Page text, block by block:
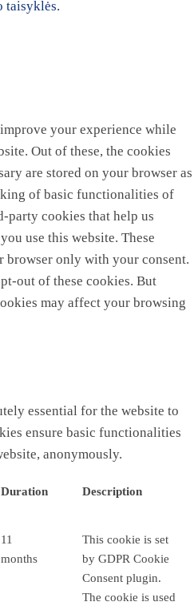
taisyklės.
your experience while
Out of these, the cookies
are stored on your browser as
of basic functionalities of
party cookies that help us
use this website. These
only with your consent.
out of these cookies. But
may affect your browsing
essential for the website to
ensure basic functionalities
anonymously.
Duration Description
11
months
This cookie is set
by GDPR Cookie
Consent plugin.
The cookie is used